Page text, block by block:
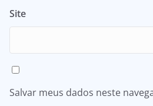
Site
Salvar meus dados neste